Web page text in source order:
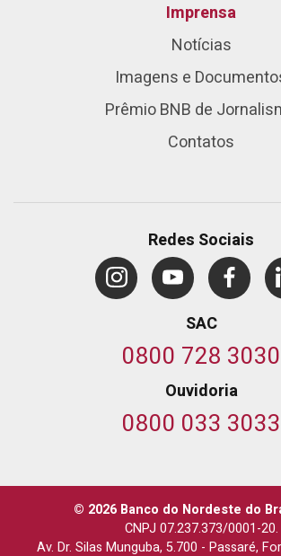
Imprensa
Notícias
Imagens e
Prêmio BNB de
Contatos
Redes Sociais
SAC
0800 728 3030
Ouvidoria
0800 033 3033
© 2026 Banco do Nordeste do
CNPJ 07.237.373/0001-20.
Av. Dr. Silas Munguba, 5.700 - Passaré,